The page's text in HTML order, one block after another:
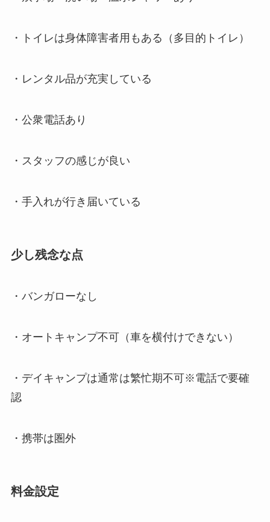
・トイレは身体障害者用もある（多目的トイレ）
・レンタル品が充実している
・公衆電話あり
・スタッフの感じが良い
・手入れが行き届いている
少し残念な点
・バンガローなし
・オートキャンプ不可（車を横付けできない）
・ デイキャンプは通常は繁忙期不可※電話で要確
認
・携帯は圏外
料金設定